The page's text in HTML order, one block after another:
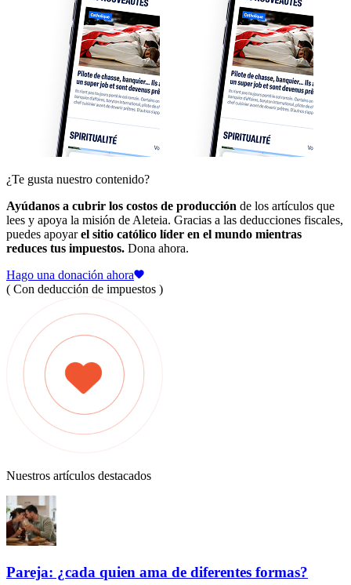
¿Te gusta nuestro contenido?
Ayúdanos a cubrir los costos de producción de los artículos que
lees y apoya la misión de Aleteia. Gracias a las deducciones fiscales,
puedes apoyarel sitio católico líder en el mundo mientras
reduces tus impuestos. Dona ahora.
Hago una donación ahora
( Con deducción de impuestos )
Nuestros artículos destacados
Pareja: ¿cada quien ama de diferentes formas?